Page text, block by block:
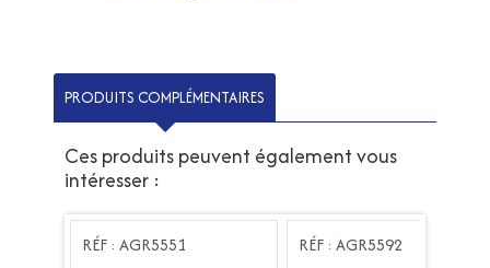
PRODUITS COMPLÉMENTAIRES
Ces produits peuvent également vous
intéresser :
RÉF : AGR5551 RÉF : AGR5592